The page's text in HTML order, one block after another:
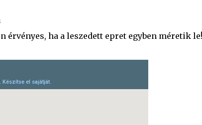
érvényes, ha a leszedett epret egyben méretik le!